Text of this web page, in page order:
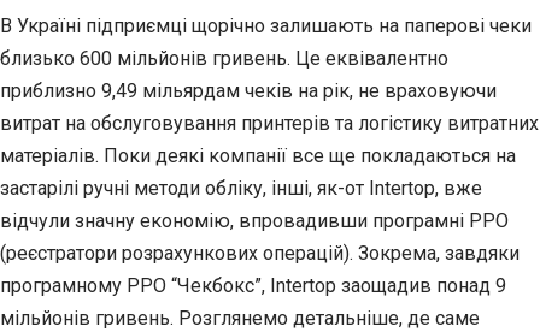
В Україні підприємці щорічно залишають на паперові чеки
близько 600 мільйонів гривень. Це еквівалентно
приблизно 9,49 мільярдам чеків на рік, не враховуючи
витрат на обслуговування принтерів та логістику витратних
матеріалів. Поки деякі компанії все ще покладаються на
застарілі ручні методи обліку, інші, як-от Intertop, вже
відчули значну економію, впровадивши програмні РРО
(реєстратори розрахункових операцій). Зокрема, завдяки
програмному РРО “Чекбокс”, Intertop заощадив понад 9
мільйонів гривень. Розглянемо детальніше, де саме